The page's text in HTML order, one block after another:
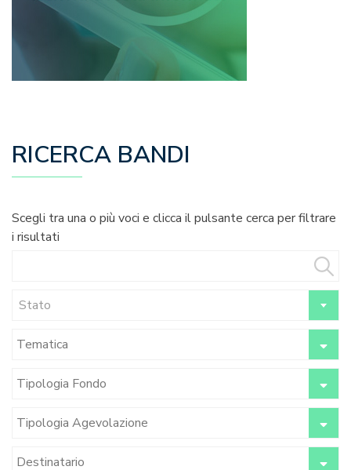
RICERCA BANDI
Scegli tra una o più voci e clicca il pulsante cerca per filtrare
i risultati
Stato